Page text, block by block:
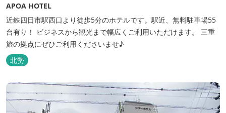
APOA HOTEL
近鉄四日市駅西口より徒歩5分のホテルです。駅近、無料駐車場55
台有り！ ビジネスから観光まで幅広くご利用いただけます。 三重
旅の拠点にぜひご利用くださいませ♪
北勢